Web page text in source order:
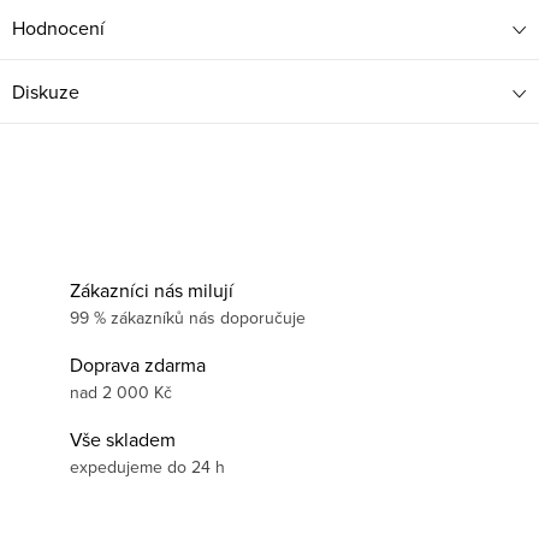
Hodnocení
Diskuze
Zákazníci nás milují
99 % zákazníků nás doporučuje
Doprava zdarma
nad 2 000 Kč
Vše skladem
expedujeme do 24 h